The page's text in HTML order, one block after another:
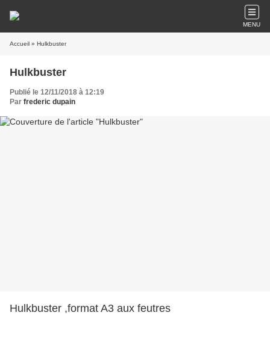
MENU
Accueil » Hulkbuster
Hulkbuster
Publié le 12/11/2018 à 12:19
Par frederic dupain
Hulkbuster ,format A3 aux feutres